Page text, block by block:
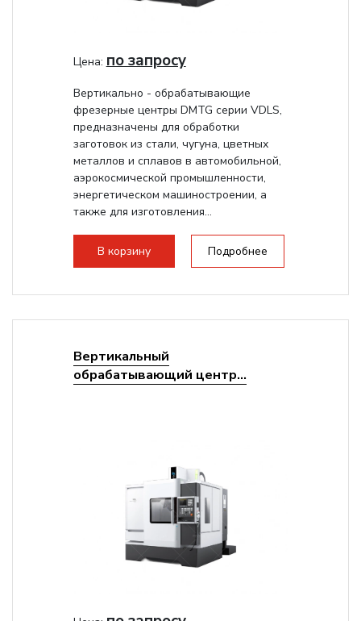
Цена: по запросу
Вертикально - обрабатывающие
фрезерные центры DMTG серии VDLS,
предназначены для обработки
заготовок из стали, чугуна, цветных
металлов и сплавов в автомобильной,
аэрокосмической промышленности,
энергетическом машиностроении, а
также для изготовления...
В корзину Подробнее
Вертикальный
обрабатывающий центр...